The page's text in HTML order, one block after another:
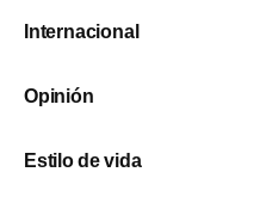
Internacional
Opinión
Estilo de vida